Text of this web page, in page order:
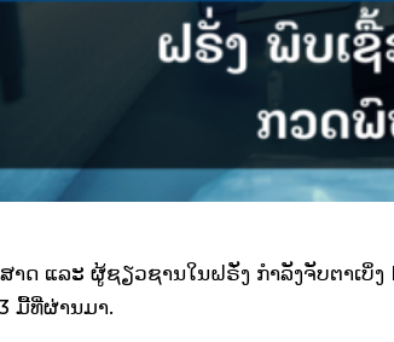
າດ ແລະ ຜູ້ຊຽວຊານໃນຝຣັ່ງ ກໍາລັງຈັບຕາເບິ່
ມື້ທີ່ຜ່ານມາ.